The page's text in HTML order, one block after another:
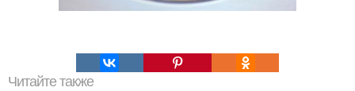
Читайте также